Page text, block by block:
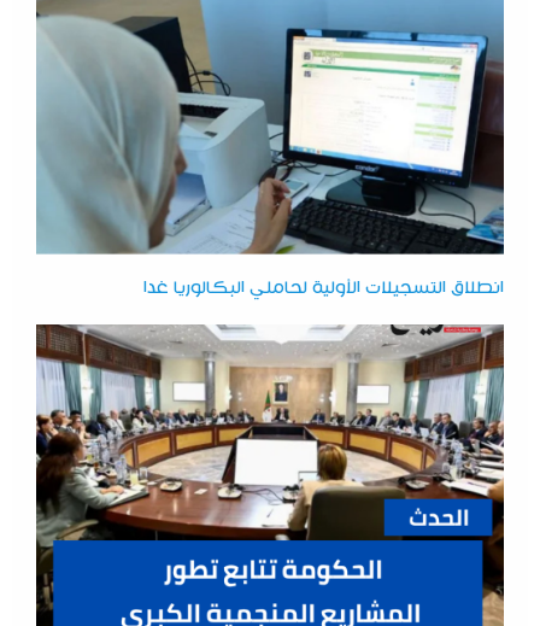
انطلاق التسجيلات الأولية لحاملي البكالوريا غدا